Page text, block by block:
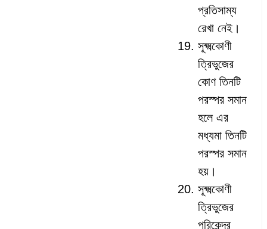
প্রতিসাম্য
রেখা নেই।
সূক্ষ্মকোণী
ত্রিভুজের
কোণ তিনটি
পরস্পর সমান
হলে এর
মধ্যমা তিনটি
পরস্পর সমান
হয়।
সূক্ষ্মকোণী
ত্রিভুজের
পরিকেন্দ্র